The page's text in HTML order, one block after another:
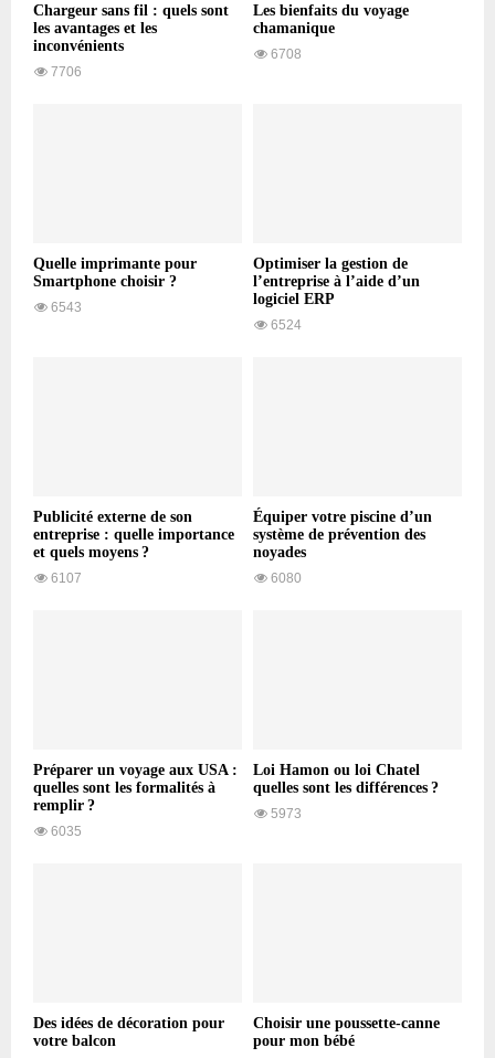
Chargeur sans fil : quels sont
les avantages et les
inconvénients
7706
Les bienfaits du voyage
chamanique
6708
Quelle imprimante pour
Smartphone choisir ?
6543
Optimiser la gestion de
l’entreprise à l’aide d’un
logiciel ERP
6524
Publicité externe de son
entreprise : quelle importance
et quels moyens ?
6107
Équiper votre piscine d’un
système de prévention des
noyades
6080
Préparer un voyage aux USA :
quelles sont les formalités à
remplir ?
6035
Loi Hamon ou loi Chatel
quelles sont les différences ?
5973
Des idées de décoration pour
votre balcon
Choisir une poussette-canne
pour mon bébé